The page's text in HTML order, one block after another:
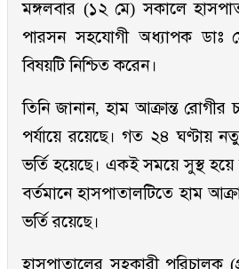
মঙ্গলবার (১২ মে) সকালে
পারসন সহযোগী অধ্যাপক ডাঃ
বিষয়টি নিশ্চিত করেন।
তিনি জানান, হাম আক্রান্ত
পর্যায়ে রয়েছে। গত ২৪ ঘণ্টায়
ভর্তি হয়েছে। একই সময়ে সুস্থ
বর্তমানে হাসপাতালটিতে হাম
ভর্তি রয়েছে।
হাসপাতালের সহকারী পরিচালক